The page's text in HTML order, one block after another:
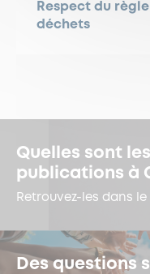
Respect du
déchets
Quelles sont
publications à
Retrouvez-les dans le
Des questions